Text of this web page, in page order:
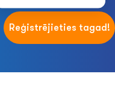
Reģistrējieties tagad!